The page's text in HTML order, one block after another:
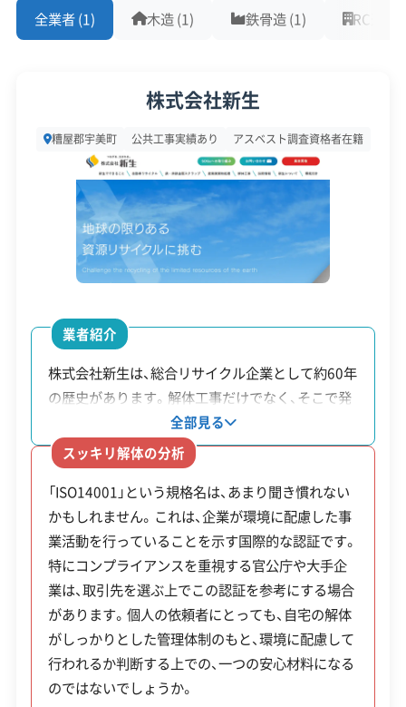
炭鉱時代に建てられた「炭鉱住宅（炭住）」です。これ
らの多くは2軒から4軒が1つにつながった「連棟構
そのため、1軒だけを解体する場合は、共有部分を傷
つけずに切り離す高度な技術が必要です。解体後、
むき出しになった隣家の壁には防水や断熱の補修
工事も必要になり、その費用負担については隣家と
の事前調整が欠かせません。
また、1970年代以前の建物は、外壁のスレートや屋
根材などにアスベスト（石綿）を含んでいる可能性
が非常に高いです。現在の法律では、有資格者によ
る事前調査と行政への報告が義務付けられていま
す。もしアスベストが見つかれば、専門的な除去費
用として数十万円から、場合によっては数百万円が
追加でかかることもあります。
解体工事・空き家対策の補助金
宇美町では、昭和56年以前に建てられた木造住
アスベストレベル1,2除去 ブロック塀
土木工事
保有資格(9)
建設業許可 解体工事業登録
産業廃棄物収集運搬業許可
産業廃棄物処分業許可
石綿作業主任者
建築物石綿含有建材調査者
1級土木施工管理技士
1級建設機械施工管理技士
安全対策・リスク管理
工事賠償責任保険 違反歴なし 表彰・受賞
現場清掃
ISO認証
電子マニフェスト 地域貢献・ボランティア
顧客対応・サービス(17)
自社ホームページ 無料見積もり 不要品回収
不要品買取
不動産取引
補助金・助成金申請 土地活用
滅失登記
建設リサイクル届
近隣挨拶
翌営業日連絡
クレジットカード
解体ローン SNS 土対応
日祝対応
※項目にカーソルを合わせると詳細な説明が表示されます。
全業者 (1) 木造 (1) 鉄骨造 (1) RC造 (1)
株式会社新生
糟屋郡宇美町 公共工事実績あり アスベスト調査資格者在籍
業者紹介
株式会社新生は、総合リサイクル企業として約60年
の歴史があります。解体工事だけでなく、そこで発
生した金属などの廃棄物を自社工場で資源化する
事業も展開しているのが特徴です。環境への配慮に
関する取り組みは、国際規格である「ISO14001」の
認証を取得していることからも分かります。1200t
ギロチンシャーといった大型設備を保有し、管理体
制も整っているため、官公庁や大手ゼネコンからの
工事依頼も多く受けています。
全部見る
スッキリ解体の分析
「ISO14001」という規格名は、あまり聞き慣れない
かもしれません。これは、企業が環境に配慮した事
業活動を行っていることを示す国際的な認証です。
特にコンプライアンスを重視する官公庁や大手企
業は、取引先を選ぶ上でこの認証を参考にする場合
があります。個人の依頼者にとっても、自宅の解体
がしっかりとした管理体制のもと、環境に配慮して
行われるか判断する上での、一つの安心材料になる
のではないでしょうか。